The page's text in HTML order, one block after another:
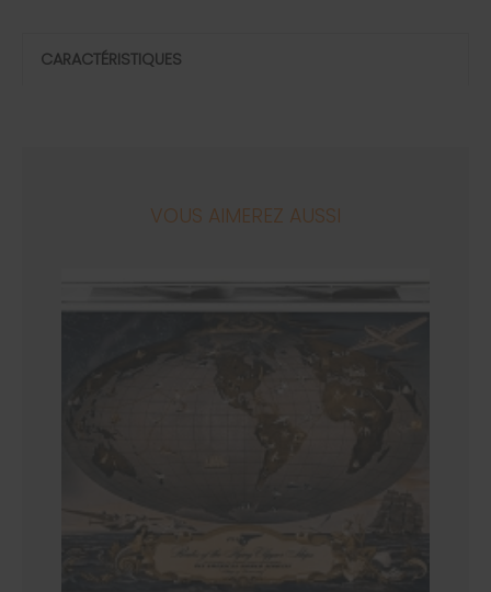
CARACTÉRISTIQUES
VOUS AIMEREZ AUSSI